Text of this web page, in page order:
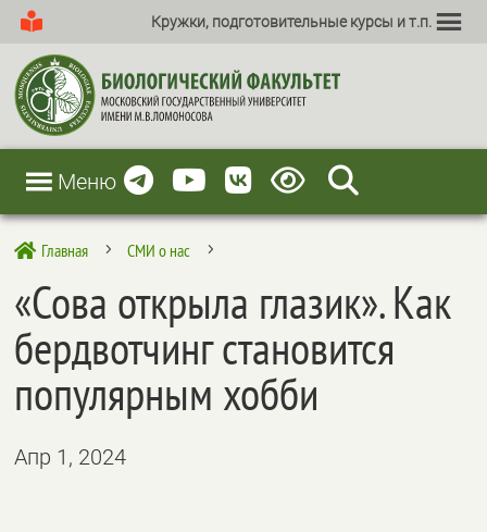
Кружки, подготовительные курсы и т.п.
Меню
 Главная 5 СМИ о нас 5
«Сова открыла глазик». Как
бердвотчинг становится
популярным хобби
Апр 1, 2024